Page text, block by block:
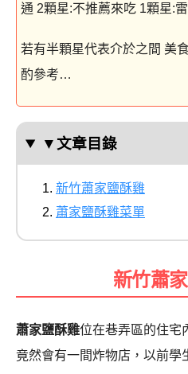
通 2顆星:不推薦來吃 1顆星:雷
若有半顆星代表介於之間 美
酌參考…
▼文章目錄
新竹蕭家鹽酥雞
蕭家鹽酥雞菜單
新竹蕭
蕭家鹽酥雞位在巷弄區的住宅
竟然會有一間炸物店，以前學